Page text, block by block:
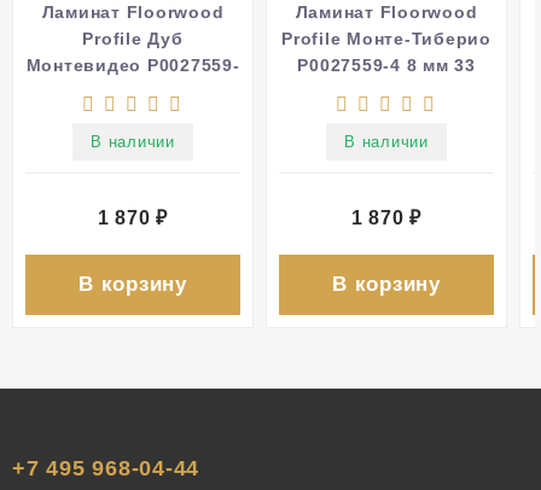
Ламинат Floorwood
Profile Дуб
Монтевидео Р0027559-
В наличии
1 870₽
В корзину
Ламинат Floorwood
Profile Монте-Тиберио
Р0027559-4 8 мм 33
В наличии
1 870₽
В корзину
+7 495 968-04-44